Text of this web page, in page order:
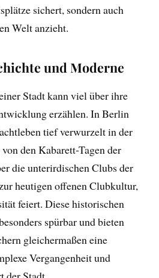
sichert, sondern auch
Welt anzieht.
und Moderne
Stadt kann viel über ihre
erzählen. In Berlin
tief verwurzelt in der
den Kabarett-Tagen der
die unterirdischen Clubs der
heutigen offenen Clubkultur,
feiert. Diese historischen
spürbar und bieten
gleichermaßen eine
Vergangenheit und